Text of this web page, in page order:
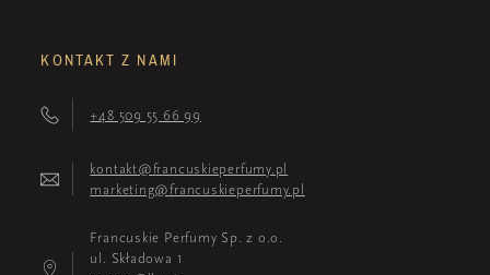
KONTAKT Z NAMI
+48 509 55 66 99
kontakt@francuskieperfumy.pl
marketing@francuskieperfumy.pl
Francuskie Perfumy Sp. z o.o.
ul. Składowa 1